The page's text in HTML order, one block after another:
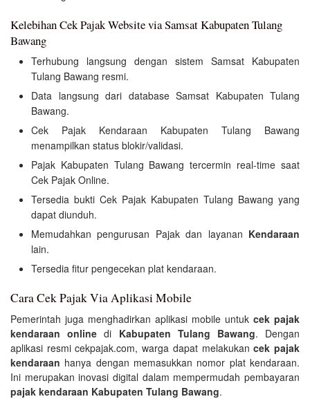
Kelebihan Cek Pajak Website via Samsat Kabupaten Tulang
Bawang
Terhubung langsung dengan sistem Samsat Kabupaten
Tulang Bawang resmi.
Data langsung dari database Samsat Kabupaten Tulang
Bawang.
Cek Pajak Kendaraan Kabupaten Tulang Bawang
menampilkan status blokir/validasi.
Pajak Kabupaten Tulang Bawang tercermin real-time saat
Cek Pajak Online.
Tersedia bukti Cek Pajak Kabupaten Tulang Bawang yang
dapat diunduh.
Memudahkan pengurusan Pajak dan layanan Kendaraan
lain.
Tersedia fitur pengecekan plat kendaraan.
Cara Cek Pajak Via Aplikasi Mobile
Pemerintah juga menghadirkan aplikasi mobile untuk cek pajak
kendaraan online di Kabupaten Tulang Bawang. Dengan
aplikasi resmi cekpajak.com, warga dapat melakukancek pajak
kendaraan hanya dengan memasukkan nomor plat kendaraan.
Ini merupakan inovasi digital dalam mempermudah pembayaran
pajak kendaraan Kabupaten Tulang Bawang.